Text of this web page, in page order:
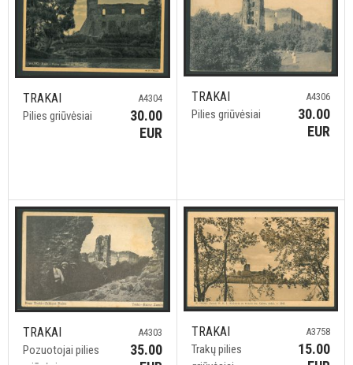
TRAKAI
Pilies griūvėsiai
A4304
30.00
EUR
TRAKAI
Pilies griūvėsiai
A4306
30.00
EUR
TRAKAI
Pozuotojai pilies
A4303
35.00
TRAKAI
Trakų pilies
A3758
15.00